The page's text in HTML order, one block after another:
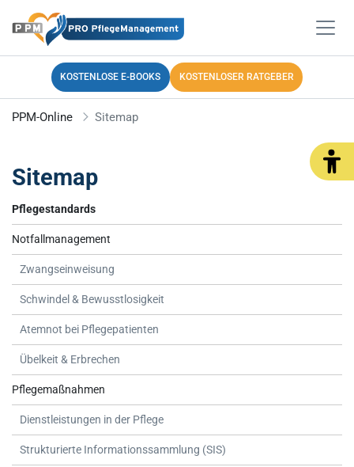
KOSTENLOSE E-BOOKS KOSTENLOSER RATGEBER
PPM-Online Sitemap
Sitemap
Pflegestandards
Notfallmanagement
Zwangseinweisung
Schwindel & Bewusstlosigkeit
Atemnot bei Pflegepatienten
Übelkeit & Erbrechen
Pflegemaßnahmen
Dienstleistungen in der Pflege
Strukturierte Informationssammlung (SIS)